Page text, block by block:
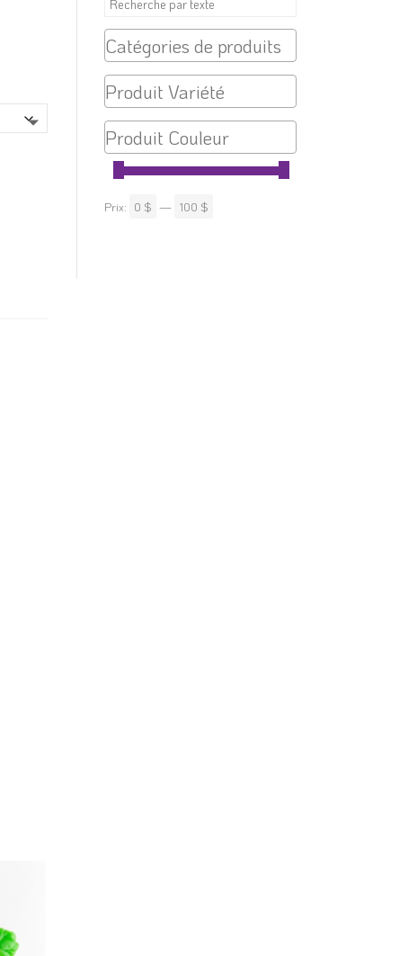
Prix: 0 $ — 100 $